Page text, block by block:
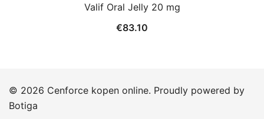
Valif Oral Jelly 20 mg
€83.10
© 2026 Cenforce kopen online. Proudly powered by
Botiga